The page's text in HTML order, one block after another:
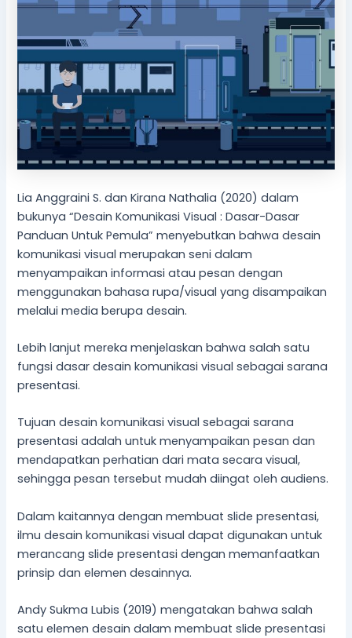
Lia Anggraini S. dan Kirana Nathalia (2020) dalam
bukunya “Desain Komunikasi Visual : Dasar-Dasar
Panduan Untuk Pemula” menyebutkan bahwa desain
komunikasi visual merupakan seni dalam
menyampaikan informasi atau pesan dengan
menggunakan bahasa rupa/visual yang disampaikan
melalui media berupa desain.
Lebih lanjut mereka menjelaskan bahwa salah satu
fungsi dasar desain komunikasi visual sebagai sarana
presentasi.
Tujuan desain komunikasi visual sebagai sarana
presentasi adalah untuk menyampaikan pesan dan
mendapatkan perhatian dari mata secara visual,
sehingga pesan tersebut mudah diingat oleh audiens.
Dalam kaitannya dengan membuat slide presentasi,
ilmu desain komunikasi visual dapat digunakan untuk
merancang slide presentasi dengan memanfaatkan
prinsip dan elemen desainnya.
Andy Sukma Lubis (2019) mengatakan bahwa salah
satu elemen desain dalam membuat slide presentasi